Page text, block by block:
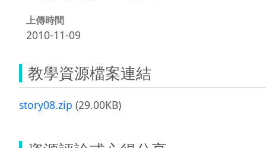
上傳時間
2010-11-09
教學資源檔案連結
story08.zip (29.00KB)